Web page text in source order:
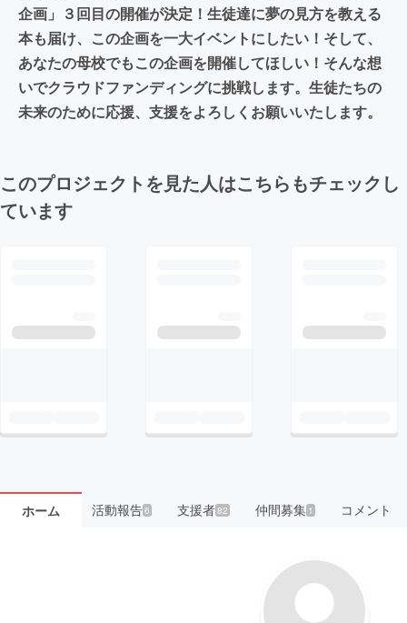
企画」３回目の開催が決定！生徒達に夢の見方を教える
本も届け、この企画を一大イベントにしたい！そして、
あなたの母校でもこの企画を開催してほしい！そんな想
いでクラウドファンディングに挑戦します。生徒たちの
未来のために応援、支援をよろしくお願いいたします。
このプロジェクトを見た人はこちらもチェックし
ています
ホーム 活動報告6 支援者82 仲間募集 1 コメント